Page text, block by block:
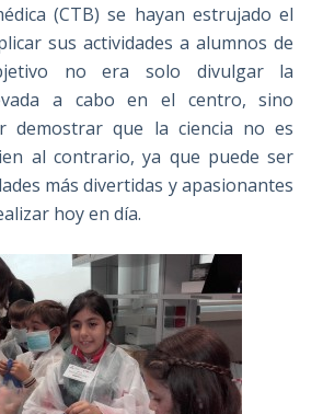
(CTB) se hayan estrujado el
sus actividades a alumnos de
no era solo divulgar la
a cabo en el centro, sino
demostrar que la ciencia no es
al contrario, ya que puede ser
más divertidas y apasionantes
hoy en día.